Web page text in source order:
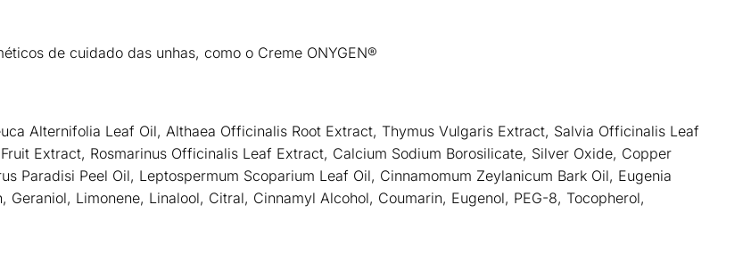
de cuidado das unhas, como o Creme ONYGEN®
Alternifolia Leaf Oil, Althaea Officinalis Root Extract, Thymus Vulgaris Extract, Salvia Officinalis Leaf
Extract, Rosmarinus Officinalis Leaf Extract, Calcium Sodium Borosilicate, Silver Oxide, Copper
Paradisi Peel Oil, Leptospermum Scoparium Leaf Oil, Cinnamomum Zeylanicum Bark Oil, Eugenia
Limonene, Linalool, Citral, Cinnamyl Alcohol, Coumarin, Eugenol, PEG-8, Tocopherol,